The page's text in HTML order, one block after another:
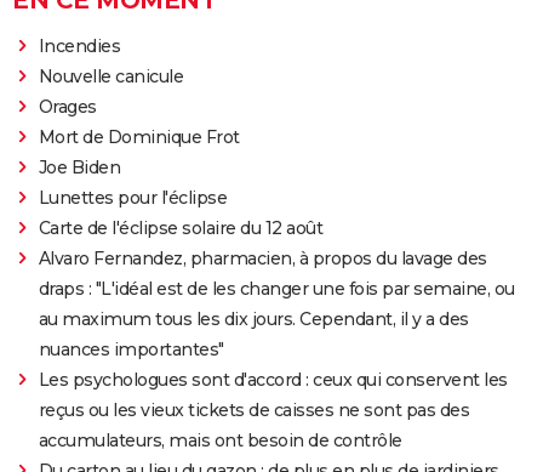
Incendies
Nouvelle canicule
Orages
Mort de Dominique Frot
Joe Biden
Lunettes pour l'éclipse
Carte de l'éclipse solaire du 12 août
Alvaro Fernandez, pharmacien, à propos du lavage des
draps : "L'idéal est de les changer une fois par semaine, ou
au maximum tous les dix jours. Cependant, il y a des
nuances importantes"
Les psychologues sont d'accord : ceux qui conservent les
reçus ou les vieux tickets de caisses ne sont pas des
accumulateurs, mais ont besoin de contrôle